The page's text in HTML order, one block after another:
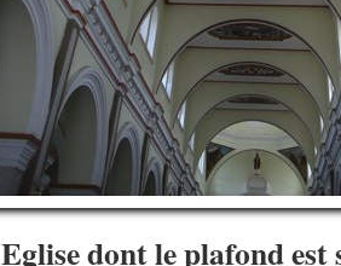
Eglise dont le plafond